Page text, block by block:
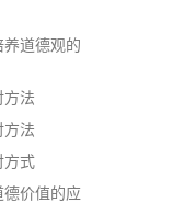
道德观的
方法
方法
方式
德价值的应